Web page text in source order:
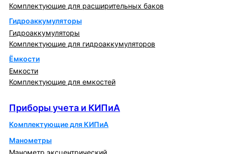
Комплектующие для расширительных баков
Гидроаккумуляторы
Гидроаккумуляторы
Комплектующие для гидроаккумуляторов
Ёмкости
Емкости
Комплектующие для емкостей
Приборы учета и КИПиА
Комплектующие для КИПиА
Манометры